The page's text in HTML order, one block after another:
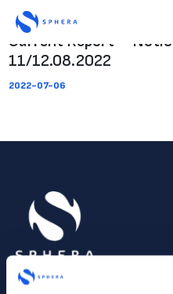
Current Report –
11/12.08.2022
2022-07-06